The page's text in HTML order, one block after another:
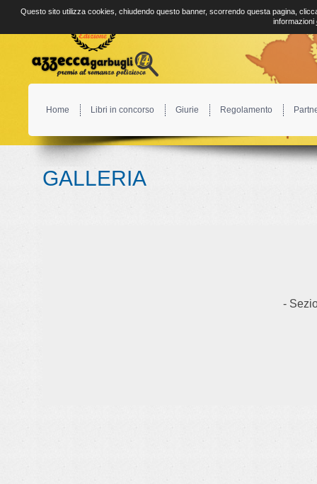
Home Libri in concorso Giurie Regolamento
GALLERIA
-
Questo sito utilizza cookies, chiudendo questo banner, scorrendo questa pagina,
informazioni